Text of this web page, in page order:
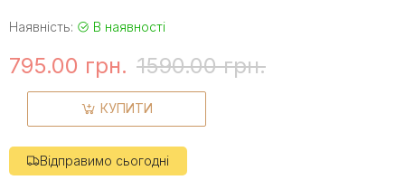
Наявність: В наявності
795.00 грн. 1590.00 грн.
КУПИТИ
Відправимо сьогодні